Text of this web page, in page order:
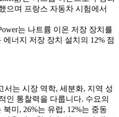
으며 프랑스 자동차 시험에서
는 나트륨 이온 저장 장치를
너지 저장 장치 설치의 12% 점
서는 시장 역학, 세분화, 지역 성
인 통찰력을 다룹니다. 수요의
미, 26%는 유럽, 12%는 중동